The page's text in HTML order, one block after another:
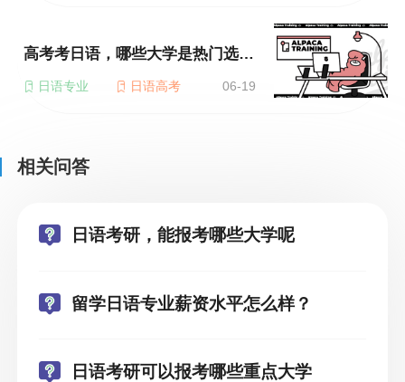
高考考日语，哪些大学是热门选择？
日语专业 日语高考 06-19
相关问答
日语考研，能报考哪些大学呢
留学日语专业薪资水平怎么样？
日语考研可以报考哪些重点大学